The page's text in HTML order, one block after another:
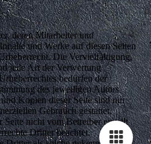
deren Mitarbeiter und
und Werke auf diesen Seiten
Die Vervielfältigung,
jede Art der Verwertung
bedürfen der
des jeweiligen Autors
Kopien dieser Seite sind nur
Gebrauch gestattet.
Seite nicht vom Betreiber erstellt
Dritter beachtet.